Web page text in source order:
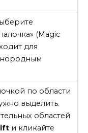
(Magic
для
по области
выделить.
областей
и кликайте